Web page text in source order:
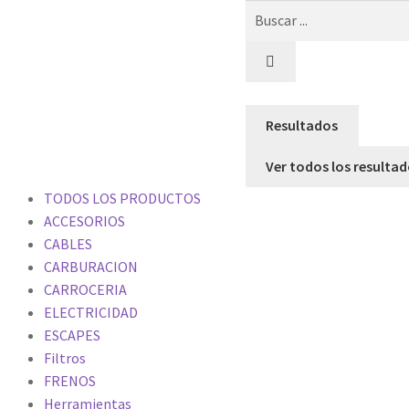
Resultados
Ver todos los
TODOS LOS PRODUCTOS
ACCESORIOS
CABLES
CARBURACION
CARROCERIA
ELECTRICIDAD
ESCAPES
Filtros
FRENOS
Herramientas